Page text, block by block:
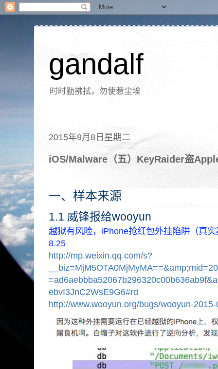
gandalf
时时勤拂拭，勿使惹尘埃
2015年9月8日星期二
iOS/Malware（五）KeyRaider盗
一、样本来源
1.1 威锋报给wooyun
越狱有风险，iPhone抢红包外挂陷阱（真
8.25
http://mp.weixin.qq.com/s?
ebvI3JnC2WsE9G6#rd
http://www.wooyun.org/bugs/wooyun-